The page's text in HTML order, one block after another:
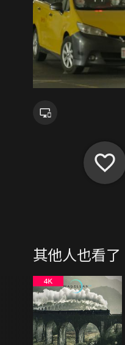
其他人也看了